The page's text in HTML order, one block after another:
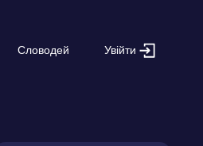
Словодей Увійти